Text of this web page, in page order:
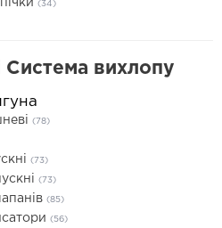
(34)
Система вихлопу
(78)
(73)
(73)
(85)
(56)